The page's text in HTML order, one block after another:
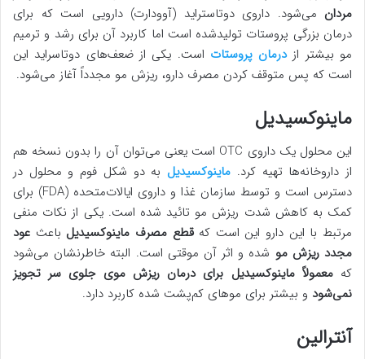
مردان می‌شود. داروی دوتاستراید (آوودارت) دارویی است که برای
درمان بزرگی پروستات تولیدشده است اما کاربرد آن برای رشد و ترمیم
مو بیشتر ازدرمان پروستات است. یکی از ضعف‌های دوتاسراید این
است که پس متوقف کردن مصرف دارو، ریزش مو مجدداً آغاز می‌شود.
ماینوکسیدیل
این محلول یک داروی OTC است یعنی می‌توان آن را بدون نسخه هم
از داروخانه‌ها تهیه کرد. ماینوکسیدیل به دو شکل فوم و محلول در
دسترس است و توسط سازمان غذا و داروی ایالات‌متحده (FDA) برای
کمک به کاهش شدت ریزش مو تائید شده است. یکی از نکات منفی
مرتبط با این دارو این است کهقطع مصرف ماینوکسیدیل باعث عود
مجدد ریزش مو شده و اثر آن موقتی است. البته خاطرنشان می‌شود
کهمعمولاً ماینوکسیدیل برای درمان ریزش موی جلوی سر تجویز
نمی‌شود و بیشتر برای موهای کم‌پشت شده کاربرد دارد.
آنترالین